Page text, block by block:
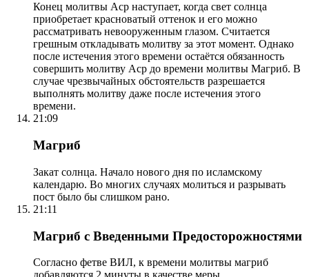
Конец молитвы Аср наступает, когда свет солнца
приобретает красноватый оттенок и его можно
рассматривать невооруженным глазом. Считается
грешным откладывать молитву за этот момент. Однако
после истечения этого времени остаётся обязанность
совершить молитву Аср до времени молитвы Магриб. В
случае чрезвычайных обстоятельств разрешается
выполнять молитву даже после истечения этого
времени.
21:09
Магриб
Закат солнца. Начало нового дня по исламскому
календарю. Во многих случаях молиться и разрывать
пост было бы слишком рано.
21:11
Магриб с Введенными Предосторожностями
Согласно фетве ВИЛ, к времени молитвы магриб